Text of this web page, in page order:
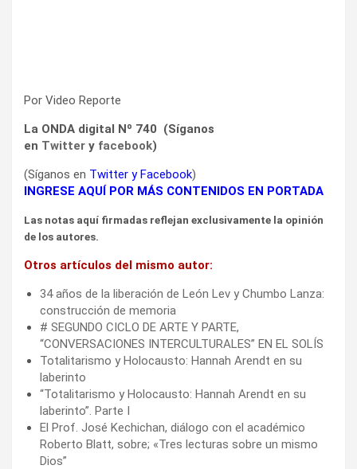
Por Video Reporte
La ONDA digital Nº 740 (Síganos
en Twitter y facebook)
(Síganos en Twitter yFacebook)
INGRESE AQUÍ POR MÁS CONTENIDOS EN PORTADA
Las notas aquí firmadas reflejan exclusivamente la opinión
de los autores.
Otros artículos del mismo autor:
34 años de la liberación de León Lev y Chumbo Lanza:
construcción de memoria
# SEGUNDO CICLO DE ARTE Y PARTE,
“CONVERSACIONES INTERCULTURALES” EN EL SOLÍS
Totalitarismo y Holocausto: Hannah Arendt en su
laberinto
“Totalitarismo y Holocausto: Hannah Arendt en su
laberinto”. Parte I
El Prof. José Kechichan, diálogo con el académico
Roberto Blatt, sobre; «Tres lecturas sobre un mismo
Dios”